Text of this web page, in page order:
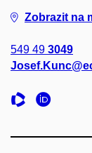
Zobrazit na
549 49 3049